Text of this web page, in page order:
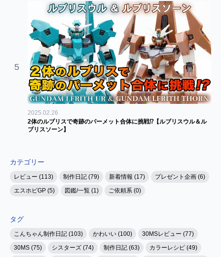
5
2025.02.26
2体のルブリスで奇跡のパーメット合体に挑戦⁉【ルブリスウル＆ル
ブリスソーン】
カテゴリー
レビュー (113) 制作日記 (79) 新着情報 (17)
プレゼント企画 (6)
エスホビGP (5)
図鑑/一覧 (1) ご依頼系 (0)
タグ
こんちゃん制作日記 (103) かわいい (100)
30MSレビュー (77)
30MS (75)
シスターズ (74) 制作日記 (63)
カラーレシピ (49)